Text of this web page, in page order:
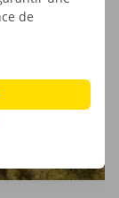
de